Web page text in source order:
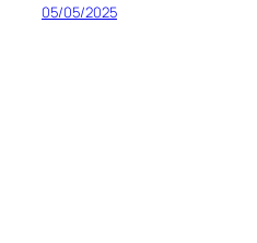
05/05/2025